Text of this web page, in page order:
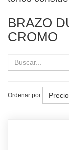
BRAZO
CROMO
Ordenar por